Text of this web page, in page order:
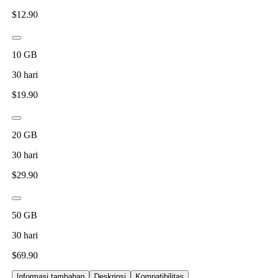
$12.90
10 GB
30 hari
$19.90
20 GB
30 hari
$29.90
50 GB
30 hari
$69.90